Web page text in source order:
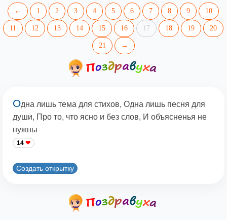
← 1 2 3 4 5 6 7 8 9 10
11 12 13 14 15 16 17 18 19 20
21 →
Одна лишь тема для стихов, Одна лишь песня для
души, Про то, что ясно и без слов, И объясненья не
нужны
14
Создать открытку